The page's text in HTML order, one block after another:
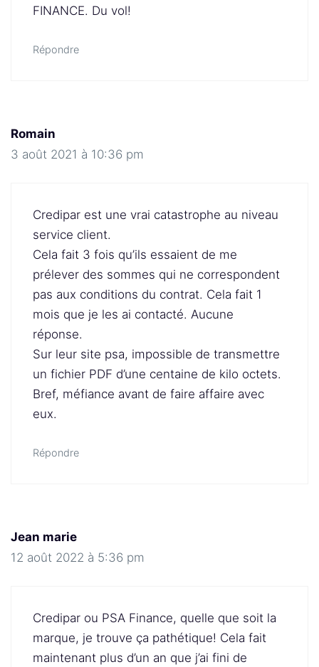
FINANCE. Du vol!
Répondre
Romain
3 août 2021 à 10:36 pm
Credipar est une vrai catastrophe au niveau
service client.
Cela fait 3 fois qu’ils essaient de me
prélever des sommes qui ne correspondent
pas aux conditions du contrat. Cela fait 1
mois que je les ai contacté. Aucune
réponse.
Sur leur site psa, impossible de transmettre
un fichier PDF d’une centaine de kilo octets.
Bref, méfiance avant de faire affaire avec
eux.
Répondre
Jean marie
12 août 2022 à 5:36 pm
Credipar ou PSA Finance, quelle que soit la
marque, je trouve ça pathétique! Cela fait
maintenant plus d’un an que j’ai fini de